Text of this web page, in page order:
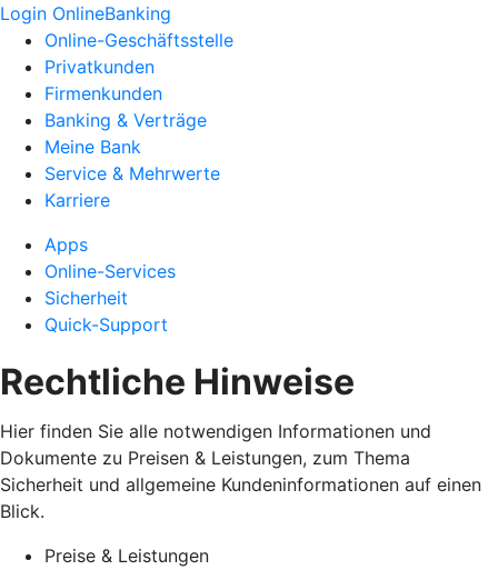
Login OnlineBanking
Online-Geschäftsstelle
Privatkunden
Firmenkunden
Banking & Verträge
Meine Bank
Service & Mehrwerte
Karriere
Apps
Online-Services
Sicherheit
Quick-Support
Rechtliche Hinweise
Hier finden Sie alle notwendigen Informationen und
Dokumente zu Preisen & Leistungen, zum Thema
Sicherheit und allgemeine Kundeninformationen auf einen
Blick.
Preise & Leistungen